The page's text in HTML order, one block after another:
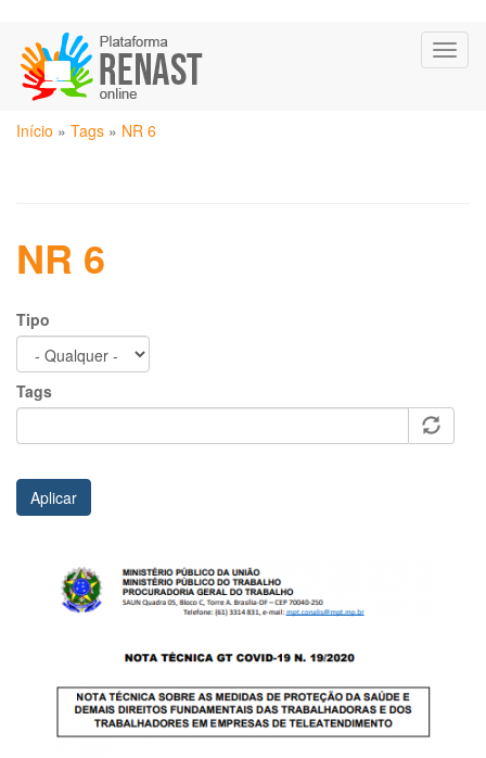
para
conteúdo
principal
Você
Início » Tags » NR 6
NR 6
Tipo
Tags
Aplicar